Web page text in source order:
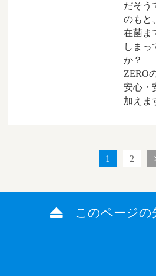
だそう
のもと
在菌ま
しまっ
か？
ZERO
安心・
加えま
1 2
このページの